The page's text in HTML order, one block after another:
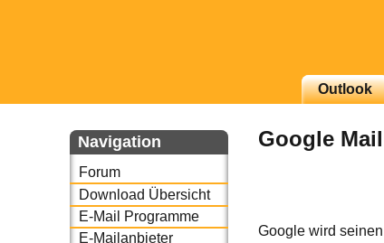
Outlook
Navigation
Forum
Download Übersicht
E-Mail Programme
E-Mailanbieter
Google
Google wird
oder auch